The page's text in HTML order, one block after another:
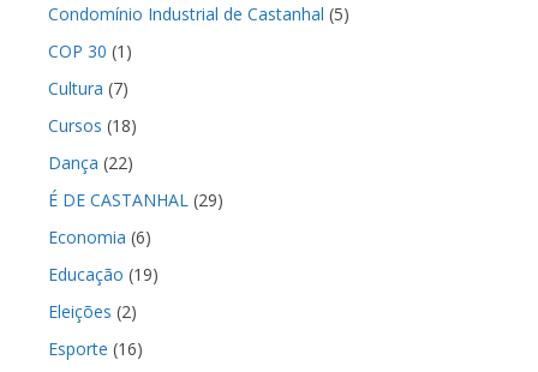
Condomínio Industrial de Castanhal (5)
COP 30 (1)
Cultura (7)
Cursos (18)
Dança (22)
É DE CASTANHAL(29)
Economia (6)
Educação (19)
Eleições (2)
Esporte (16)